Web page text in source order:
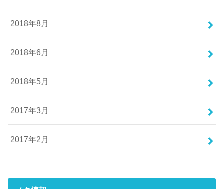
2018年8月
2018年6月
2018年5月
2017年3月
2017年2月